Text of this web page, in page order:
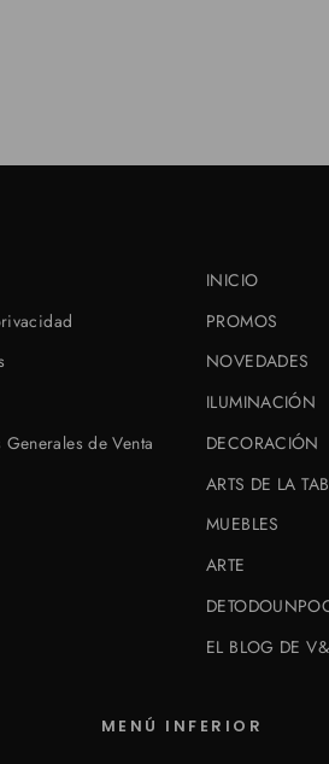
de Venta
INICIO
PROMOS
NOVEDADES
ILUMINACIÓN
DECORACIÓN
ARTS DE LA
MUEBLES
ARTE
EL BLOG DE
MENÚ INFERIOR